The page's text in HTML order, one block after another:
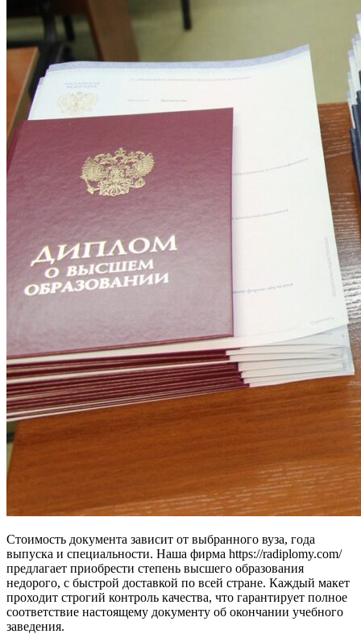
Стоимость документа зависит от выбранного вуза, года
выпуска и специальности. Наша фирма https://radiplomy.com/
предлагает приобрести степень высшего образования
недорого, с быстрой доставкой по всей стране. Каждый макет
проходит строгий контроль качества, что гарантирует полное
соответствие настоящему документу об окончании учебного
заведения.